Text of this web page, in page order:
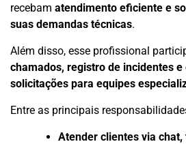
recebam atendimento eficiente e
suas demandas técnicas.
Além disso, esse profissional
chamados, registro de incidentes
solicitações para equipes
Entre as principais
Atender clientes via